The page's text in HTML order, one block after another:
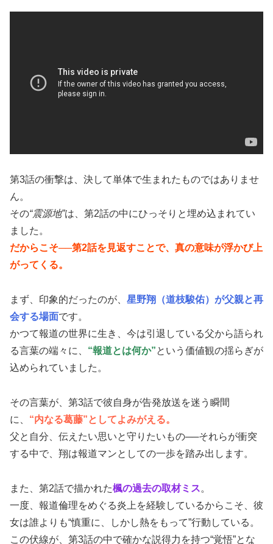
第3話の衝撃は、決して単体で生まれたものではありませ
ん。
その“震源地”は、第2話の中にひっそりと埋め込まれてい
ました。
だからこそ──第2話を見返すことで、真の意味が浮かび上
がってくる。
まず、印象的だったのが、 星野翔（道枝駿佑）が父親と再
会する場面です。
かつて報道の世界に生き、今は引退している父から語られ
る言葉の端々に、 “報道とは何か”という価値観の揺らぎが
込められていました。
その言葉が、第3話で彼自身が告発放送を迷う瞬間
に、 “内なる葛藤”としてよみがえる。
父と自分、伝えたい思いと守りたいもの──それらが衝突
する中で、翔は報道マンとしての一歩を踏み出します。
また、第2話で描かれた楓の過去の取材ミス。
一度、報道倫理をめぐる炎上を経験しているからこそ、彼
女は誰よりも“慎重に、しかし熱をもって”行動している。
この伏線が、第3話の中で確かな説得力を持つ“覚悟”とな